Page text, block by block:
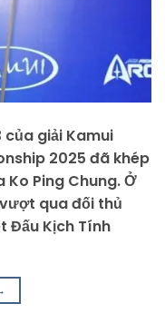
của giải Kamui
2025 đã khép
Ping Chung. Ở
qua đối thủ
Đấu Kịch Tính